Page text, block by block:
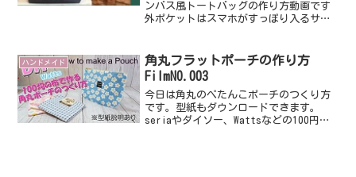
ンバス風トートバッグの作り方動画です
外ポケットはスマホがすっぽり入るサイ
ります♪わんちゃんのお散歩バッグとし
ても便利な、かわいさ...
ハンドメイド
角丸フラットポーチの作り方
FilmNO.003
今日は角丸のぺたんこポーチのつくり方
です。型紙もダウンロードできます。
seriaやダイソー、Wattsなどの100円の